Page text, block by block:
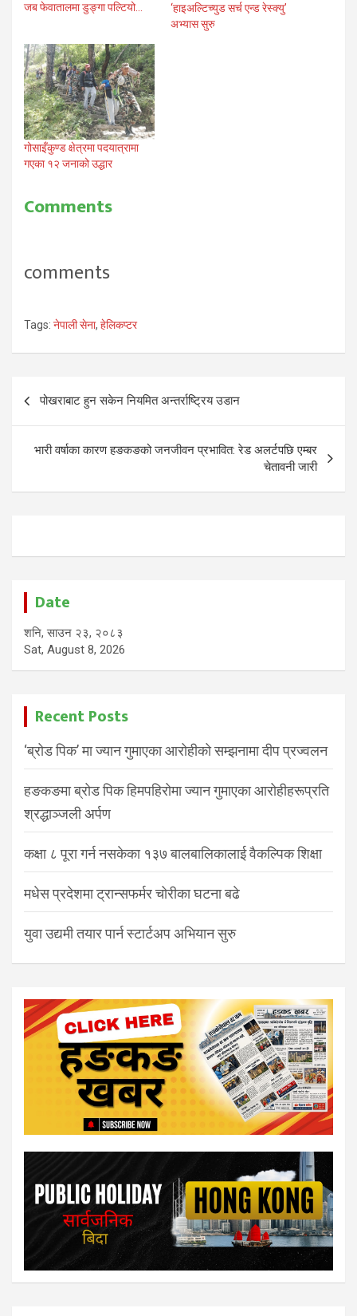
जब फेवातालमा डुङ्गा पल्टियो…
‘हाइअल्टिच्युड सर्च एन्ड रेस्क्यु’
अभ्यास सुरु
गोसाइँकुण्ड क्षेत्रमा पदयात्रामा
गएका १२ जनाको उद्धार
Comments
comments
Tags: नेपाली सेना, हेलिकप्टर
Post
navigation
पोखराबाट हुन सकेन नियमित अन्तर्राष्ट्रिय उडान
भारी वर्षाका कारण हङकङको जनजीवन प्रभावित: रेड अलर्टपछि एम्बर
चेतावनी जारी
Date
शनि, साउन २३, २०८३
Sat, August 8, 2026
Recent Posts
‘ब्रोड पिक’ मा ज्यान गुमाएका आरोहीको सम्झनामा दीप प्रज्वलन
हङकङमा ब्रोड पिक हिमपहिरोमा ज्यान गुमाएका आरोहीहरूप्रति
श्रद्धाञ्जली अर्पण
कक्षा ८ पूरा गर्न नसकेका १३७ बालबालिकालाई वैकल्पिक शिक्षा
मधेस प्रदेशमा ट्रान्सफर्मर चोरीका घटना बढे
युवा उद्यमी तयार पार्न स्टार्टअप अभियान सुरु